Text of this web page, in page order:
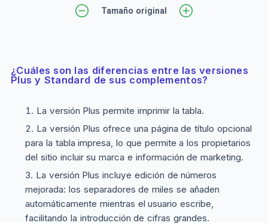
Tamaño original
¿Cuáles son las diferencias entre las versiones
Plus y Standard de sus complementos?
La versión Plus permite imprimir la tabla.
La versión Plus ofrece una página de título opcional
para la tabla impresa, lo que permite a los propietarios
del sitio incluir su marca e información de marketing.
La versión Plus incluye edición de números
mejorada: los separadores de miles se añaden
automáticamente mientras el usuario escribe,
facilitando la introducción de cifras grandes.